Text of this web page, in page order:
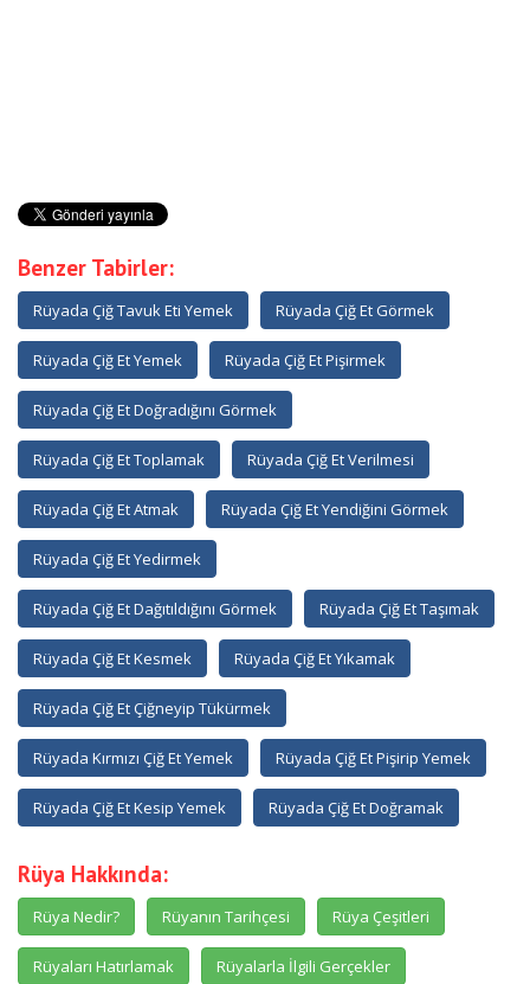
Benzer Tabirler:
Rüyada Çiğ Tavuk Eti Yemek Rüyada Çiğ Et Görmek
Rüyada Çiğ Et Yemek Rüyada Çiğ Et Pişirmek
Rüyada Çiğ Et Doğradığını Görmek
Rüyada Çiğ Et Toplamak Rüyada Çiğ Et Verilmesi
Rüyada Çiğ Et Atmak Rüyada Çiğ Et Yendiğini Görmek
Rüyada Çiğ Et Yedirmek
Rüyada Çiğ Et Dağıtıldığını Görmek Rüyada Çiğ Et Taşımak
Rüyada Çiğ Et Kesmek Rüyada Çiğ Et Yıkamak
Rüyada Çiğ Et Çiğneyip Tükürmek
Rüyada Kırmızı Çiğ Et Yemek Rüyada Çiğ Et Pişirip Yemek
Rüyada Çiğ Et Kesip Yemek Rüyada Çiğ Et Doğramak
Rüya Hakkında:
Rüya Nedir? Rüyanın Tarihçesi Rüya Çeşitleri
Rüyaları Hatırlamak Rüyalarla İlgili Gerçekler